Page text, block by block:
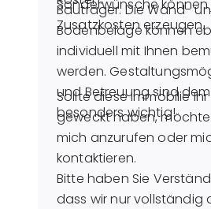
Sonderwünsche
Zusatzkosten erzeugen.
Bauträger. Die Wand-
Bodenbeläge können
individuell mit Ihnen
werden.
und Betreuung sind
besonders wichtig!
Sollte diese Immobilie
geweckt haben,
mich anzurufen oder
kontaktieren.
Bitte haben Sie
dass wir nur vollständig